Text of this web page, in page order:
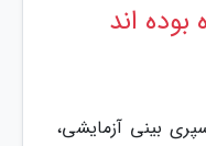
اند
بینی آزمایشی،